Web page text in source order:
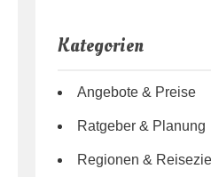
Kategorien
Angebote & Preise
Ratgeber & Planung
Regionen &